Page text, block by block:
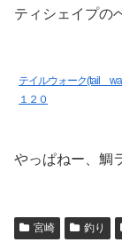
ティシェイプの
テイルウォーク(tail
１２０
やっぱねー、鯛
宮崎 釣り